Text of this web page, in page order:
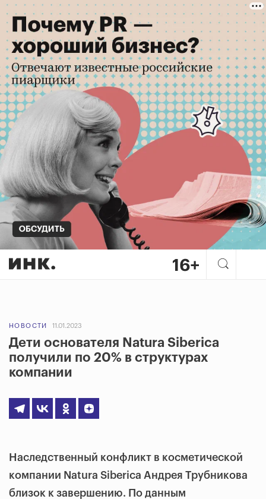
НОВОСТИ 11.01.2023
Дети основателя Natura Siberica
получили по 20% в структурах
компании
Наследственный конфликт в косметической
компании Natura Siberica Андрея Трубникова
близок к завершению. По данным